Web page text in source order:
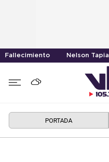
Fallecimiento Nelson Tapia
PORTADA